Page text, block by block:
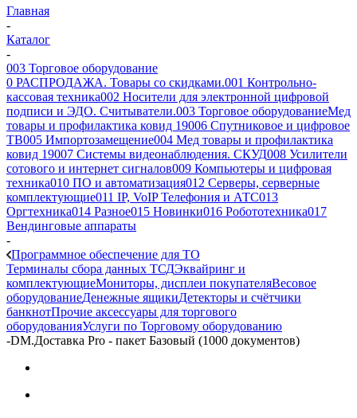
Главная
-
Каталог
-
003 Торговое оборудование
0 РАСПРОДАЖА. Товары со скидками.001 Контрольно-
кассовая техника002 Носители для электронной цифровой
подписи и ЭДО. Считыватели.003 Торговое оборудованиеМед
товары и профилактика ковид 19006 Спутниковое и цифровое
ТВ005 Импортозамещение004 Мед товары и профилактика
ковид 19007 Системы видеонаблюдения. СКУД008 Усилители
сотового и интернет сигналов009 Компьютеры и цифровая
техника010 ПО и автоматизация012 Серверы, серверные
комплектующие011 IP, VoIP Телефония и АТС013
Оргтехника014 Разное015 Новинки016 Робототехника017
Вендинговые аппараты
-
Программное обеспечение для ТО
Терминалы сбора данных ТСДЭквайринг и
комплектующиеМониторы, дисплеи покупателяВесовое
оборудованиеДенежные ящикиДетекторы и счётчики
банкнотПрочие аксессуары для торгового
оборудованияУслуги по Торговому оборудованию
-DM.Доставка Pro - пакет Базовый (1000 документов)